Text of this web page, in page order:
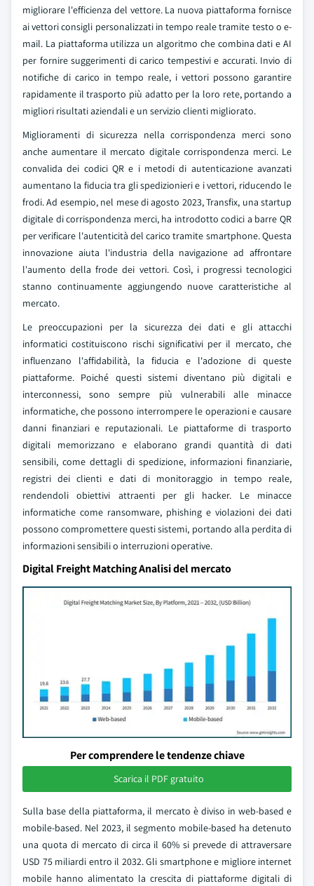
migliorare l'efficienza del vettore. La nuova piattaforma fornisce
ai vettori consigli personalizzati in tempo reale tramite testo o e-
mail. La piattaforma utilizza un algoritmo che combina dati e AI
per fornire suggerimenti di carico tempestivi e accurati. Invio di
notifiche di carico in tempo reale, i vettori possono garantire
rapidamente il trasporto più adatto per la loro rete, portando a
migliori risultati aziendali e un servizio clienti migliorato.
Miglioramenti di sicurezza nella corrispondenza merci sono
anche aumentare il mercato digitale corrispondenza merci. Le
convalida dei codici QR e i metodi di autenticazione avanzati
aumentano la fiducia tra gli spedizionieri e i vettori, riducendo le
frodi. Ad esempio, nel mese di agosto 2023, Transfix, una startup
digitale di corrispondenza merci, ha introdotto codici a barre QR
per verificare l'autenticità del carico tramite smartphone. Questa
innovazione aiuta l'industria della navigazione ad affrontare
l'aumento della frode dei vettori. Così, i progressi tecnologici
stanno continuamente aggiungendo nuove caratteristiche al
mercato.
Le preoccupazioni per la sicurezza dei dati e gli attacchi
informatici costituiscono rischi significativi per il mercato, che
influenzano l'affidabilità, la fiducia e l'adozione di queste
piattaforme. Poiché questi sistemi diventano più digitali e
interconnessi, sono sempre più vulnerabili alle minacce
informatiche, che possono interrompere le operazioni e causare
danni finanziari e reputazionali. Le piattaforme di trasporto
digitali memorizzano e elaborano grandi quantità di dati
sensibili, come dettagli di spedizione, informazioni finanziarie,
registri dei clienti e dati di monitoraggio in tempo reale,
rendendoli obiettivi attraenti per gli hacker. Le minacce
informatiche come ransomware, phishing e violazioni dei dati
possono compromettere questi sistemi, portando alla perdita di
informazioni sensibili o interruzioni operative.
Digital Freight Matching Analisi del mercato
Per comprendere le tendenze chiave
Scarica il PDF gratuito
Sulla base della piattaforma, il mercato è diviso in web-based e
mobile-based. Nel 2023, il segmento mobile-based ha detenuto
una quota di mercato di circa il 60% si prevede di attraversare
USD 75 miliardi entro il 2032. Gli smartphone e migliore internet
mobile hanno alimentato la crescita di piattaforme digitali di